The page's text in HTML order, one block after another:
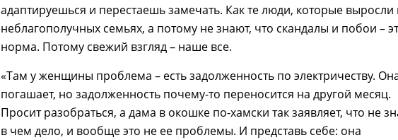
адаптируешься и перестаешь замечать. Как те люди, которые выросли
неблагополучных семьях, а потому не знают, что скандалы и побои –
норма. Потому свежий взгляд – наше все.
«Там у женщины проблема – есть задолженность по электричеству.
погашает, но задолженность почему-то переносится на другой месяц.
Просит разобраться, а дама в окошке по-хамски так заявляет, что не
в чем дело, и вообще это не ее проблемы. И представь себе: она